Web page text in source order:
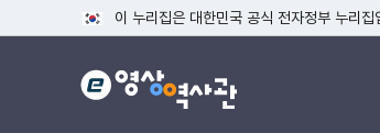
이 누리집은 대한민국 공식 전자정부 누리집
공식 누리집 주소 확인하기
go.kr 주소를 사용하는 누리집은 대한민국